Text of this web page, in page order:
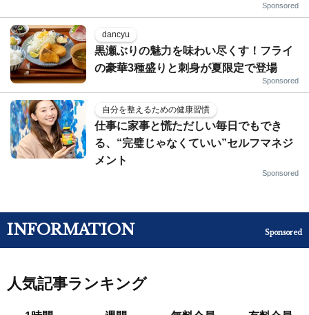
Sponsored
dancyu
黒瀬ぶりの魅力を味わい尽くす！フライ
の豪華3種盛りと刺身が夏限定で登場
Sponsored
自分を整えるための健康習慣
仕事に家事と慌ただしい毎日でもでき
る、“完璧じゃなくていい”セルフマネジ
メント
Sponsored
INFORMATION Sponsored
人気記事ランキング